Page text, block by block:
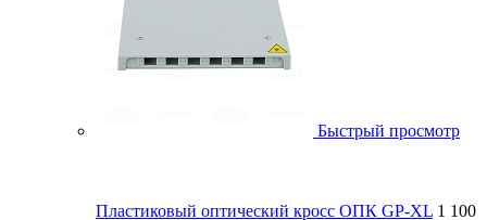
Быстрый просмотр
Пластиковый оптический кросс ОПК GP-XL 1 100